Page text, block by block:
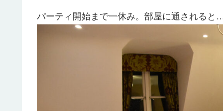
パーティ開始まで一休み。部屋に通されると